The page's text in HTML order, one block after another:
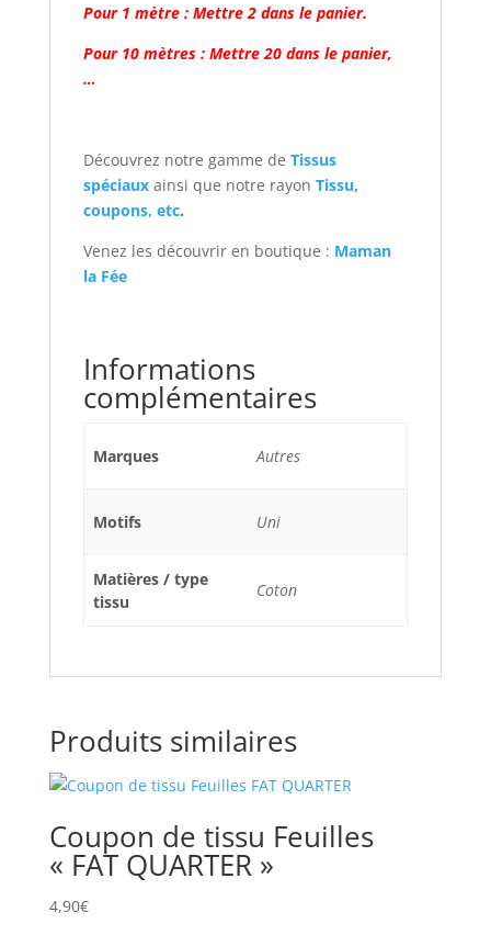
Pour 1 mètre : Mettre 2 dans le panier.
Pour 10 mètres : Mettre 20 dans le panier,
…
Découvrez notre gamme de Tissus
spéciaux ainsi que notre rayon Tissu,
coupons, etc.
Venez les découvrir en boutique : Maman
la Fée
Informations
complémentaires
Marques Autres
Motifs Uni
Matières / type
tissu
Coton
Produits similaires
Coupon de tissu Feuilles
« FAT QUARTER »
4,90€